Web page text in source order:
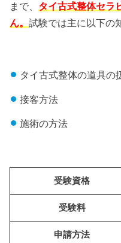
まで、 タイ古式整体セラ
ん。試験では主に以下の
タイ古式整体の道具の
接客方法
施術の方法
受験資格
受験料
申請方法